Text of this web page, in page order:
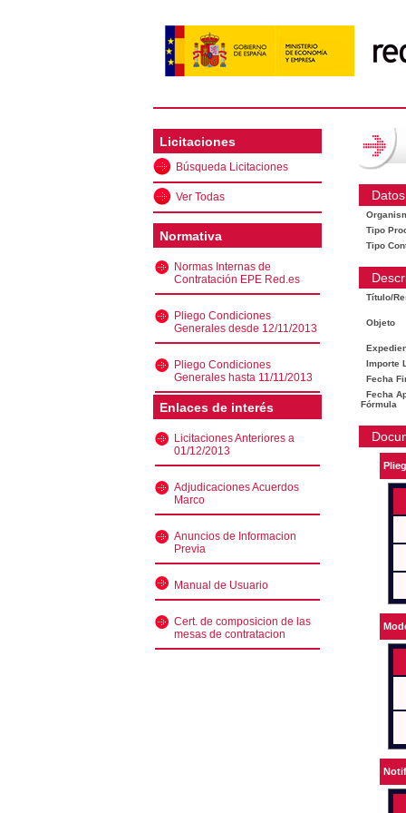
Licitaciones
Búsqueda Licitaciones
Ver Todas
Normativa
Normas Internas de
Contratación EPE Red.es
Pliego Condiciones
Generales desde 12/11/2013
Pliego Condiciones
Generales hasta 11/11/2013
Enlaces de interés
Licitaciones Anteriores a
01/12/2013
Adjudicaciones Acuerdos
Marco
Anuncios de Informacion
Previa
Manual de Usuario
Cert. de composicion de las
mesas de contratacion
Tipo
Tipo
Título/
Objeto
Importe
Fecha
Fecha
Fórmula